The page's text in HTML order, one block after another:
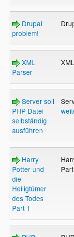
Drupal
problem!
XML
Parser
Server soll
PHP-Datei
selbständig
ausführen
Harry
Potter und
die
Heiligtümer
des Todes
Part 1